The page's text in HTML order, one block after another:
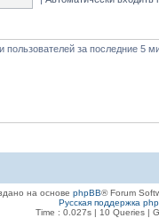
пользователей за последние 5
на основе phpBB® Forum
Русская поддержка
Time : 0.027s | 10 Queries |